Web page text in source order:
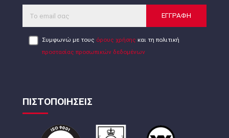
ΕΓΓΡΑΦΗ
Συμφωνώ με τους όρους χρήσης και τη πολιτική
προστασίας προσωπικών δεδομένων
ΠΙΣΤΟΠΟΙΗΣΕΙΣ